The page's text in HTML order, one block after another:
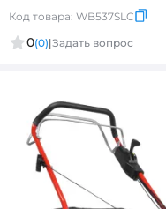
Код товара: WB537SLC
0(0)|Задать вопрос